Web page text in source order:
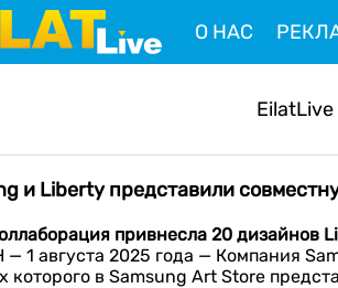
О НАС
EilatLive
и Liberty представили
привнесла 20 дизайнов
1 августа 2025 года — Компания
которого в Samsung Art Store